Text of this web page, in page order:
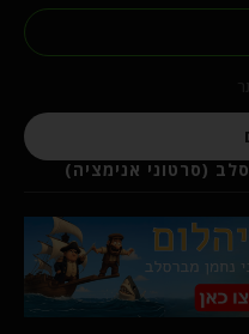
(סרטוני אנימציה)